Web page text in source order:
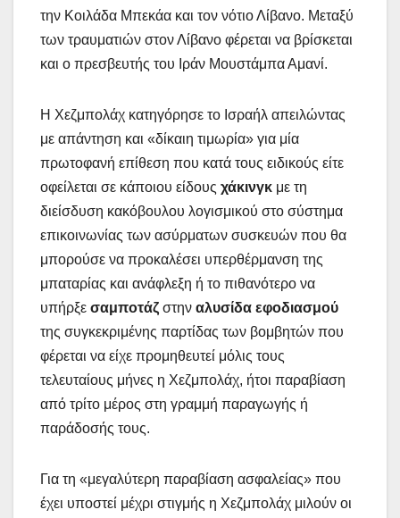
την Κοιλάδα Μπεκάα και τον νότιο Λίβανο. Μεταξύ
των τραυματιών στον Λίβανο φέρεται να βρίσκεται
και ο πρεσβευτής του Ιράν Μουστάμπα Αμανί.
Η Χεζμπολάχ κατηγόρησε το Ισραήλ απειλώντας
με απάντηση και «δίκαιη τιμωρία» για μία
πρωτοφανή επίθεση που κατά τους ειδικούς είτε
οφείλεται σε κάποιου είδους χάκινγκ με τη
διείσδυση κακόβουλου λογισμικού στο σύστημα
επικοινωνίας των ασύρματων συσκευών που θα
μπορούσε να προκαλέσει υπερθέρμανση της
μπαταρίας και ανάφλεξη ή το πιθανότερο να
υπήρξε σαμποτάζ στην αλυσίδα εφοδιασμού
της συγκεκριμένης παρτίδας των βομβητών που
φέρεται να είχε προμηθευτεί μόλις τους
τελευταίους μήνες η Χεζμπολάχ, ήτοι παραβίαση
από τρίτο μέρος στη γραμμή παραγωγής ή
παράδοσής τους.
Για τη «μεγαλύτερη παραβίαση ασφαλείας» που
έχει υποστεί μέχρι στιγμής η Χεζμπολάχ μιλούν οι